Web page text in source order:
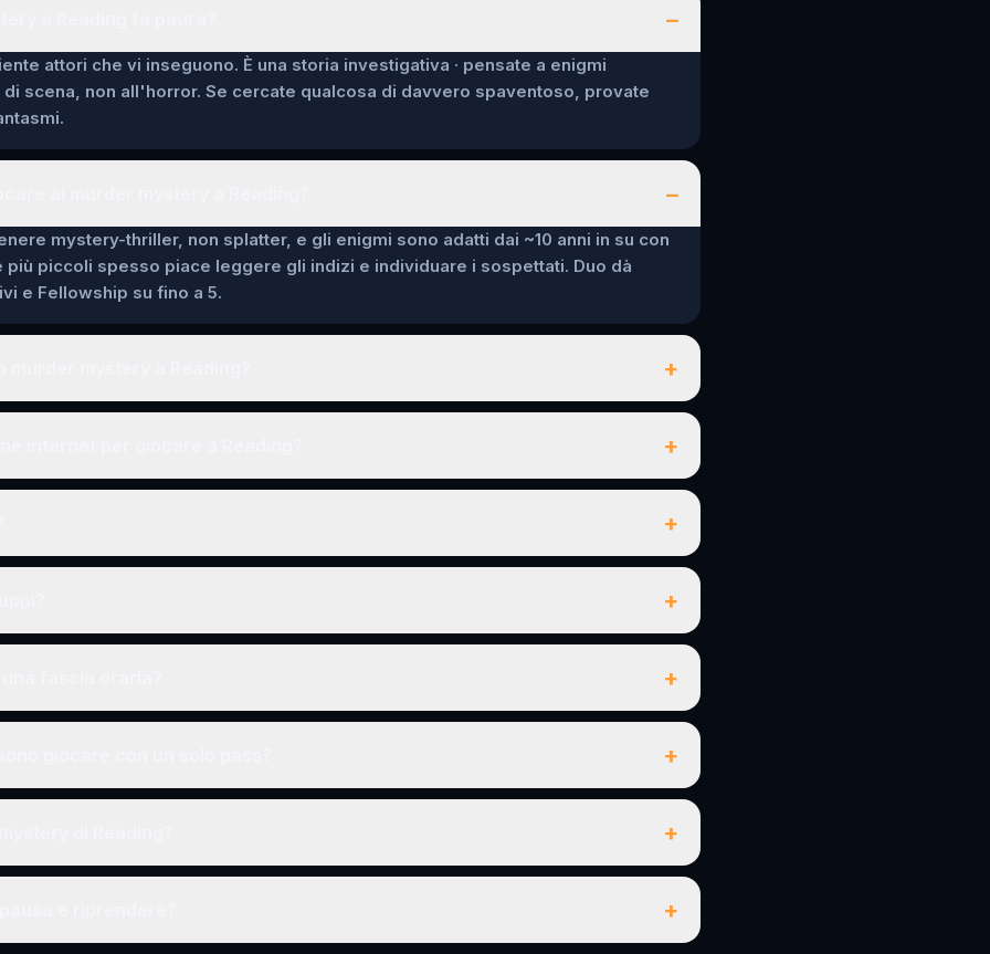
–
attori che vi inseguono. È una storia investigativa · pensate a enigmi
scena, non all'horror. Se cercate qualcosa di davvero spaventoso, provate
–
mystery-thriller, non splatter, e gli enigmi sono adatti dai ~10 anni in su con
più piccoli spesso piace leggere gli indizi e individuare i sospettati. Duo dà
e Fellowship su fino a 5.
+
+
+
+
+
+
+
+